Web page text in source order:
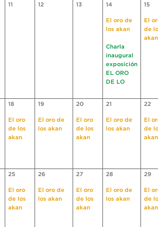
11 12 13 14
El oro de
los akan
Charla
inaugural
exposición
EL ORO
DE LO
15
El
de
akan
18
El oro
de los
akan
19
El oro de
los akan
20
El oro
de los
akan
21
El oro de
los akan
22
El
de
akan
25
El oro
de los
akan
26
El oro de
los akan
27
El oro
de los
akan
28
El oro de
los akan
29
El
de
akan